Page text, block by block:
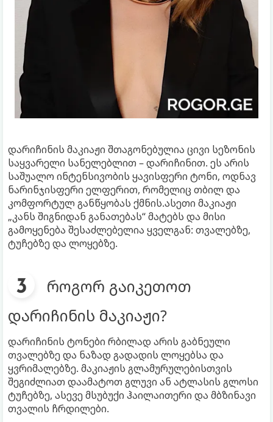
დარიჩინის მაკიაჟი შთაგონებულია ცივი სეზონის
საყვარელი სანელებლით – დარიჩინით. ეს არის
საშუალო ინტენსივობის ყავისფერი ტონი, ოდნავ
ნარინჯისფერი ელფერით, რომელიც თბილ და
კომფორტულ განწყობას ქმნის.ასეთი მაკიაჟი
„კანს შიგნიდან განათებას“ მატებს და მისი
გამოყენება შესაძლებელია ყველგან: თვალებზე,
ტუჩებზე და ლოყებზე.
როგორ გაიკეთოთ
დარიჩინის მაკიაჟი?
დარიჩინის ტონები რბილად არის გაბნეული
თვალებზე და ნაზად გადადის ლოყებსა და
ყვრიმალებზე. მაკიაჟის გლამურულებისთვის
შეგიძლიათ დაამატოთ გლუვი ან ატლასის გლოსი
ტუჩებზე, ასევე მსუბუქი ჰაილაითერი და მბზინავი
თვალის ჩრდილები.